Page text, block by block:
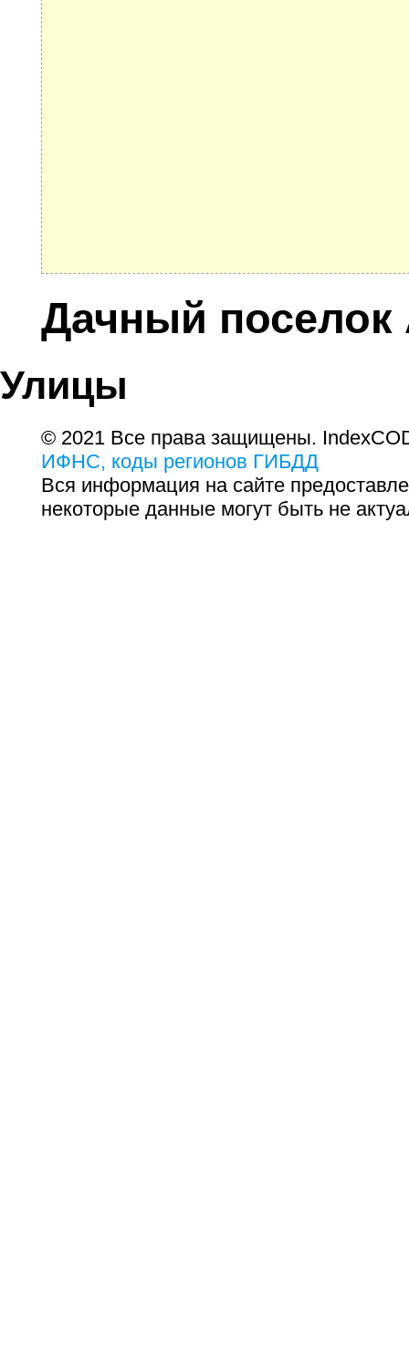
Дачный поселок
Улицы
© 2021 Все права защищены.
ИФНС, коды регионов ГИБДД
Вся информация на сайте
некоторые данные могут быть не